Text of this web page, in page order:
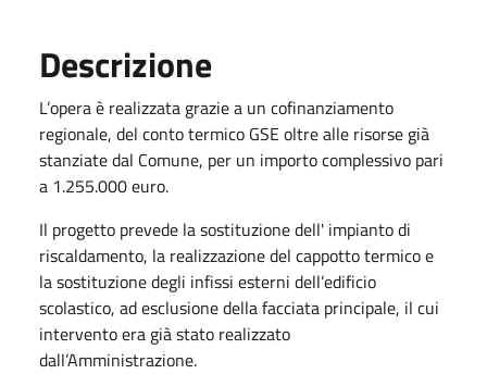
Descrizione
L’opera è realizzata grazie a un cofinanziamento
regionale, del conto termico GSE oltre alle risorse già
stanziate dal Comune, per un importo complessivo pari
a 1.255.000 euro.
Il progetto prevede la sostituzione dell' impianto di
riscaldamento, la realizzazione del cappotto termico e
la sostituzione degli infissi esterni dell’edificio
scolastico, ad esclusione della facciata principale, il cui
intervento era già stato realizzato
dall’Amministrazione.